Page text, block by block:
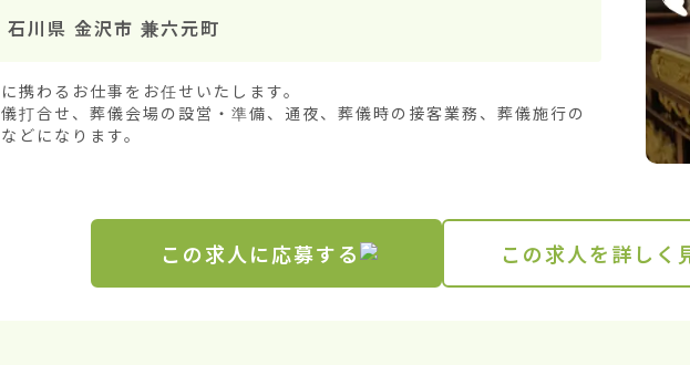
石川県 金沢市 兼六元町
携わるお仕事をお任せいたします。
打合せ、葬儀会場の設営・準備、通夜、葬儀時の接客業務、葬儀施行の
どになります。
この求人に応募する この求人を詳しく